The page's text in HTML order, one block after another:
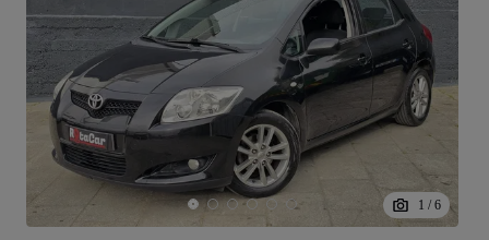
1 / 6